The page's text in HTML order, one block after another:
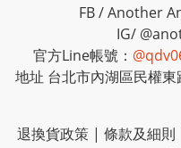
FB /Another
IG/
官方Line帳號：
地址 台北市內湖區民權東
退換貨政策| 條款及細則